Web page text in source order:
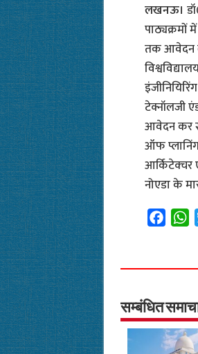
लखनऊ।
पाठ्यक्रमों
तक आवेदन
टेक्नॉलजी
आवेदन कर
ऑफ
नोएडा के
e
o
o
k
W
t
A
p
p
सम्बंधित